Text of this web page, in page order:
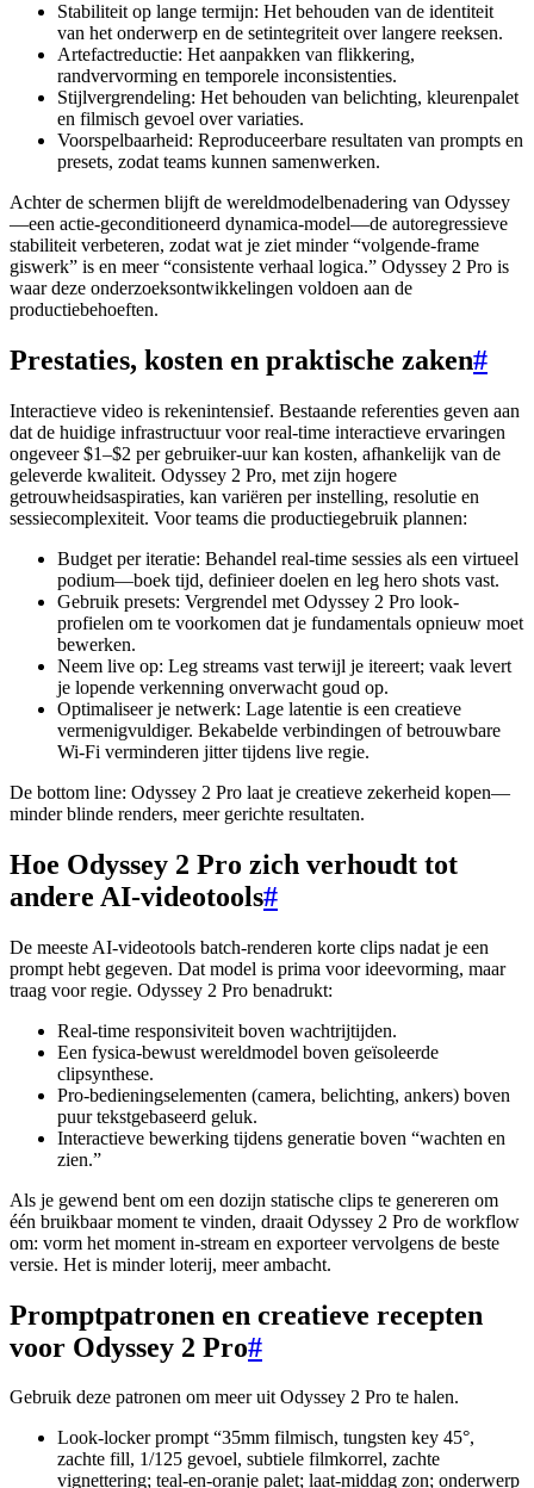
Stabiliteit op lange termijn: Het behouden van de identiteit
van het onderwerp en de setintegriteit over langere reeksen.
Artefactreductie: Het aanpakken van flikkering,
randvervorming en temporele inconsistenties.
Stijlvergrendeling: Het behouden van belichting, kleurenpalet
en filmisch gevoel over variaties.
Voorspelbaarheid: Reproduceerbare resultaten van prompts en
presets, zodat teams kunnen samenwerken.
Achter de schermen blijft de wereldmodelbenadering van Odyssey
—een actie-geconditioneerd dynamica-model—de autoregressieve
stabiliteit verbeteren, zodat wat je ziet minder “volgende-frame
giswerk” is en meer “consistente verhaal logica.” Odyssey 2 Pro is
waar deze onderzoeksontwikkelingen voldoen aan de
productiebehoeften.
Prestaties, kosten en praktische zaken#
Interactieve video is rekenintensief. Bestaande referenties geven aan
dat de huidige infrastructuur voor real-time interactieve ervaringen
ongeveer $1–$2 per gebruiker-uur kan kosten, afhankelijk van de
geleverde kwaliteit. Odyssey 2 Pro, met zijn hogere
getrouwheidsaspiraties, kan variëren per instelling, resolutie en
sessiecomplexiteit. Voor teams die productiegebruik plannen:
Budget per iteratie: Behandel real-time sessies als een virtueel
podium—boek tijd, definieer doelen en leg hero shots vast.
Gebruik presets: Vergrendel met Odyssey 2 Pro look-
profielen om te voorkomen dat je fundamentals opnieuw moet
bewerken.
Neem live op: Leg streams vast terwijl je itereert; vaak levert
je lopende verkenning onverwacht goud op.
Optimaliseer je netwerk: Lage latentie is een creatieve
vermenigvuldiger. Bekabelde verbindingen of betrouwbare
Wi-Fi verminderen jitter tijdens live regie.
De bottom line: Odyssey 2 Pro laat je creatieve zekerheid kopen—
minder blinde renders, meer gerichte resultaten.
Hoe Odyssey 2 Pro zich verhoudt tot
andere AI-videotools#
De meeste AI-videotools batch-renderen korte clips nadat je een
prompt hebt gegeven. Dat model is prima voor ideevorming, maar
traag voor regie. Odyssey 2 Pro benadrukt:
Real-time responsiviteit boven wachtrijtijden.
Een fysica-bewust wereldmodel boven geïsoleerde
clipsynthese.
Pro-bedieningselementen (camera, belichting, ankers) boven
puur tekstgebaseerd geluk.
Interactieve bewerking tijdens generatie boven “wachten en
zien.”
Als je gewend bent om een dozijn statische clips te genereren om
één bruikbaar moment te vinden, draait Odyssey 2 Pro de workflow
om: vorm het moment in-stream en exporteer vervolgens de beste
versie. Het is minder loterij, meer ambacht.
Promptpatronen en creatieve recepten
voor Odyssey 2 Pro#
Gebruik deze patronen om meer uit Odyssey 2 Pro te halen.
Look-locker prompt “35mm filmisch, tungsten key 45°,
zachte fill, 1/125 gevoel, subtiele filmkorrel, zachte
vignettering; teal-en-oranje palet; laat-middag zon; onderwerp